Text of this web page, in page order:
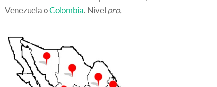
Venezuela oColombia. Nivel pro.